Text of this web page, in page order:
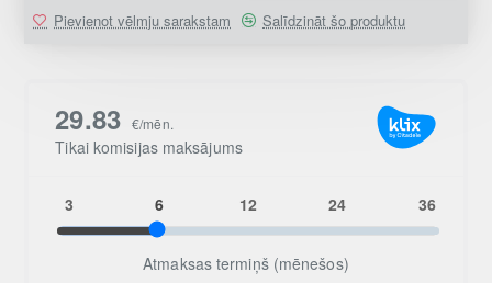
Pievienot vēlmju sarakstam Salīdzināt šo produktu